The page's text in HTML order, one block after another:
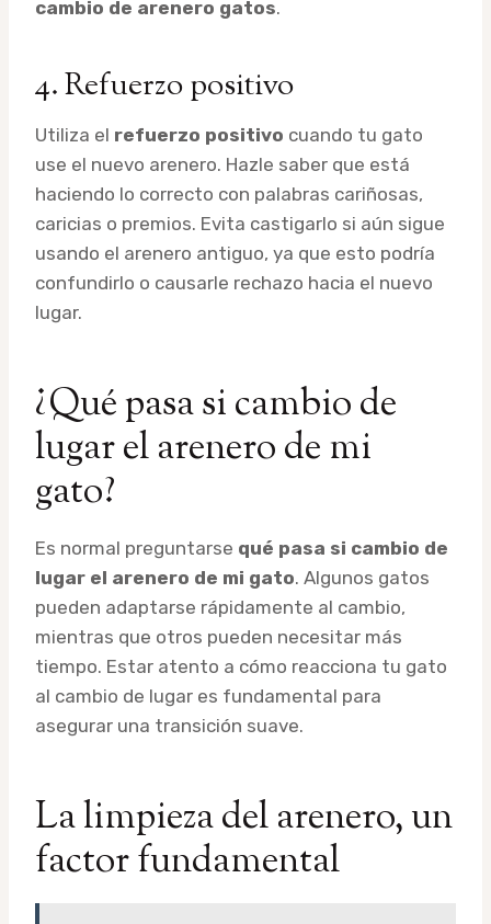
cambio de arenero gatos.
4. Refuerzo positivo
Utiliza el refuerzo positivo cuando tu gato
use el nuevo arenero. Hazle saber que está
haciendo lo correcto con palabras cariñosas,
caricias o premios. Evita castigarlo si aún sigue
usando el arenero antiguo, ya que esto podría
confundirlo o causarle rechazo hacia el nuevo
lugar.
¿Qué pasa si cambio de
lugar el arenero de mi
gato?
Es normal preguntarse qué pasa si cambio de
lugar el arenero de mi gato. Algunos gatos
pueden adaptarse rápidamente al cambio,
mientras que otros pueden necesitar más
tiempo. Estar atento a cómo reacciona tu gato
al cambio de lugar es fundamental para
asegurar una transición suave.
La limpieza del arenero, un
factor fundamental